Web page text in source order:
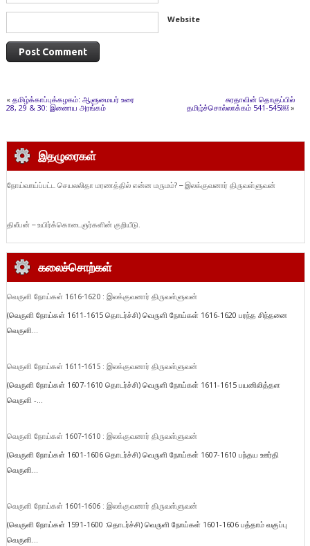
Website
« தமிழ்க்காப்புக்கழகம்: ஆளுமையர் உரை
28, 29 & 30: இணைய அரங்கம்
சுரதாவின் தொகுப்பில்
தமிழ்ச்சொல்லாக்கம் 541-545￼ »
இதழுரைகள்
நோய்வாய்ப்பட்ட செயலலிதா மரணத்தில் என்ன மருமம்? – இலக்குவனார் திருவள்ளுவன்
திலீபன் – உயிர்க்கொடைஞர்களின் குறியீடு.
கலைச்சொற்கள்
வெருளி நோய்கள் 1616-1620 : இலக்குவனார் திருவள்ளுவன்
(வெருளி நோய்கள் 1611-1615 தொடர்ச்சி) வெருளி நோய்கள் 1616-1620 பரந்த சிந்தனை
வெருளி...
வெருளி நோய்கள் 1611-1615 : இலக்குவனார் திருவள்ளுவன்
(வெருளி நோய்கள் 1607-1610 தொடர்ச்சி) வெருளி நோய்கள் 1611-1615 பயனிலித்தள
வெருளி -...
வெருளி நோய்கள் 1607-1610 : இலக்குவனார் திருவள்ளுவன்
(வெருளி நோய்கள் 1601-1606 தொடர்ச்சி) வெருளி நோய்கள் 1607-1610 பந்தய ஊர்தி
வெருளி...
வெருளி நோய்கள் 1601-1606 : இலக்குவனார் திருவள்ளுவன்
(வெருளி நோய்கள் 1591-1600 :தொடர்ச்சி) வெருளி நோய்கள் 1601-1606 பத்தாம் வகுப்பு
வெருளி...